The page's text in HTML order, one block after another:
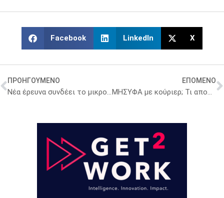
Facebook LinkedIn X
ΠΡΟΗΓΟΥΜΕΝΟ
Νέα έρευνα συνδέει το μικροβίωμα του λεπτού εντέρου με τον διαβήτη τύπου 2
ΕΠΟΜΕΝΟ
ΜΗΣΥΦΑ με κούριερ; Τι αποφάσισε η Ε.Ε.; Τι απαντά ο Απ. Βαλτάς;